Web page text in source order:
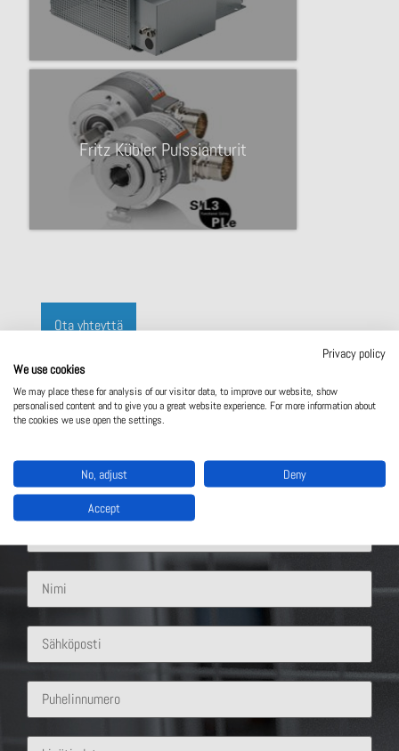
Fritz Kübler Pulssianturit
Ota yhteyttä
Mistä ratkaisusta olet kiinnostunut?
Privacy policy
We use cookies
We may place these for analysis of our visitor data, to improve our website, show
personalised content and to give you a great website experience. For more information about
the cookies we use open the settings.
No, adjust Deny
Accept